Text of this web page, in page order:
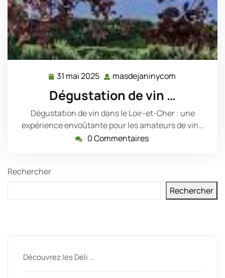
31 mai 2025 31
mai
2025
masdejaninycom
Dégustation de vin …
Dégustation de vin dans le Loir-et-Cher : une
expérience envoûtante pour les amateurs de vin…
0 Commentaires
Rechercher
Rechercher
Découvrez les Déli …